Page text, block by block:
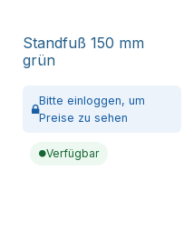
Standfuß 150 mm
grün
Bitte einloggen, um
Preise zu sehen
Verfügbar